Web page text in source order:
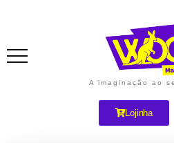
A imaginação ao
Lojinha